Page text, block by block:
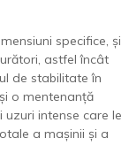
specifice, și
astfel încât
de stabilitate în
o mentenanță
intense care le
a mașinii și a